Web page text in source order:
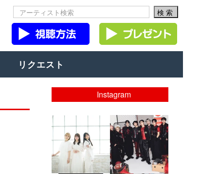
リクエスト
Instagram
💡8/5(水)特番放送！
...
8月 4
0
musicjapantv
💡08/05(水)23:00特番
放送！
...
8月 4
0